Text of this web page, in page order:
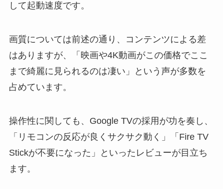
して起動速度です。
画質については前述の通り、コンテンツによる差
はありますが、「映画や4K動画がこの価格でここ
まで綺麗に見られるのは凄い」という声が多数を
占めています。
操作性に関しても、Google TVの採用が功を奏し、
「リモコンの反応が良くサクサク動く」「Fire TV
Stickが不要になった」といったレビューが目立ち
ます。